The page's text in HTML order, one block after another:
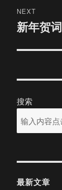
NEXT
Next
新年贺词
搜索
最新文章